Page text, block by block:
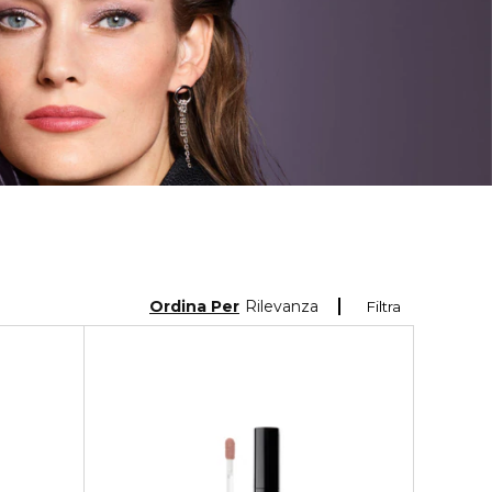
Filtra
Ordina Per Rilevanza